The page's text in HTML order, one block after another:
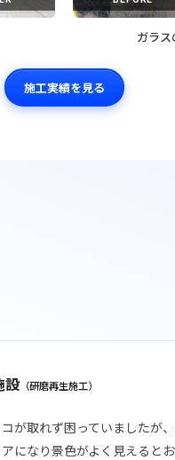
ガラ
施工実績を見る
設（研磨再生施工）
が取れず困っていましたが
になり景色がよく見えると